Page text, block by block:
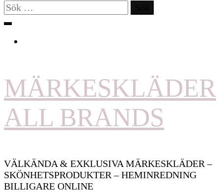
Sök
efter:
MÄRKESKLÄDER
ALL BRANDS
VÄLKÄNDA & EXKLUSIVA MÄRKESKLÄDER –
SKÖNHETSPRODUKTER – HEMINREDNING
BILLIGARE ONLINE